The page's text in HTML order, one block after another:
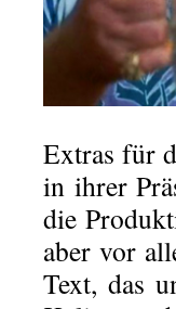
Extras für
in ihrer
die
aber vor
Text, das